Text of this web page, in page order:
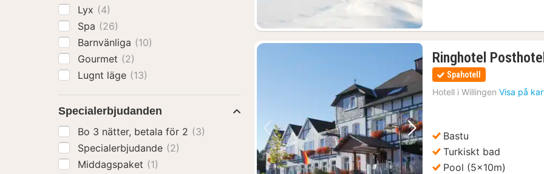
Föregående bild Nästa bild
Ringhotel
Spahotell
Hotell i Willingen Visa på
Bastu
Turkiskt bad
Pool (5x10m)
Lyx (4)
Spa (26)
Barnvänliga (10)
Gourmet (2)
Lugnt läge (13)
Specialerbjudanden
Bo 3 nätter, betala för 2 (3)
Specialerbjudande (2)
Middagspaket (1)